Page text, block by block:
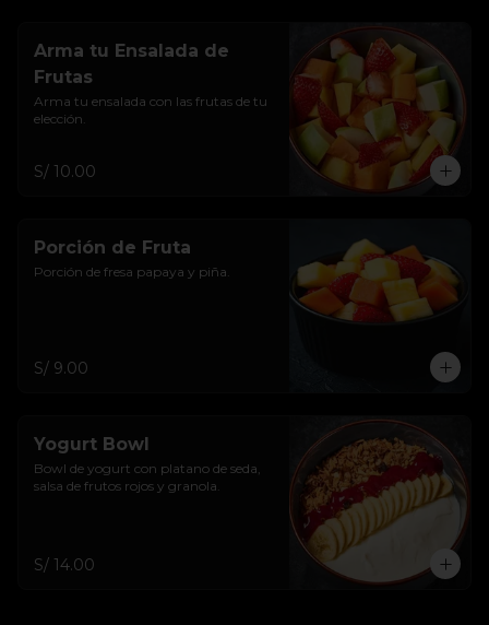
Arma tu Ensalada de
Frutas
Arma tu ensalada con las frutas de tu
elección.
S/ 10.00
Porción de Fruta
Porción de fresa papaya y piña.
S/ 9.00
Yogurt Bowl
Bowl de yogurt con platano de seda,
salsa de frutos rojos y granola.
S/ 14.00